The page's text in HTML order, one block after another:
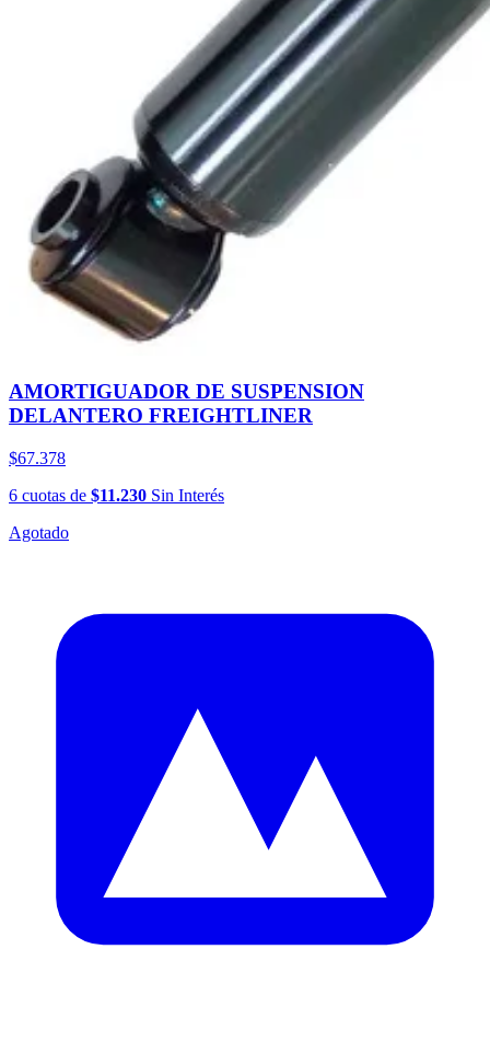
AMORTIGUADOR DE SUSPENSION
DELANTERO FREIGHTLINER
$67.378
6 cuotas de $11.230 Sin Interés
Agotado